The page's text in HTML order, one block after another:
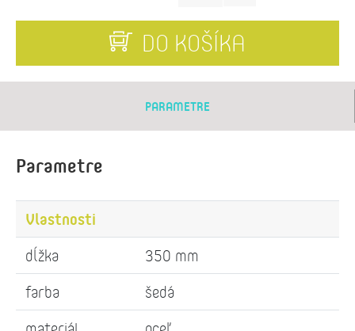
DO KOŠÍKA
PARAMETRE
Parametre
Vlastnosti
dĺžka
350 mm
farba
šedá